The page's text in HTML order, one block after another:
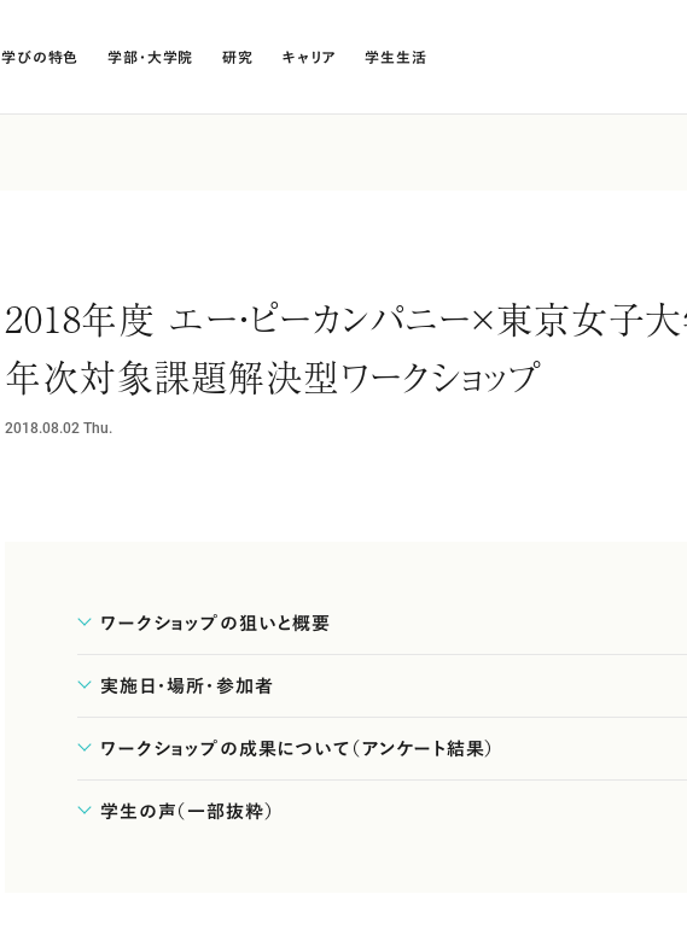
学びの特色 学部・大学院 研究 キャリア 学生生活
2018年度 エー・ピーカンパニー×東京女子
年次対象課題解決型ワークショップ
2018.08.02Thu.
ワークショップの狙いと概要
実施日・場所・参加者
ワークショップの成果について（アンケート結果）
学生の声（一部抜粋）